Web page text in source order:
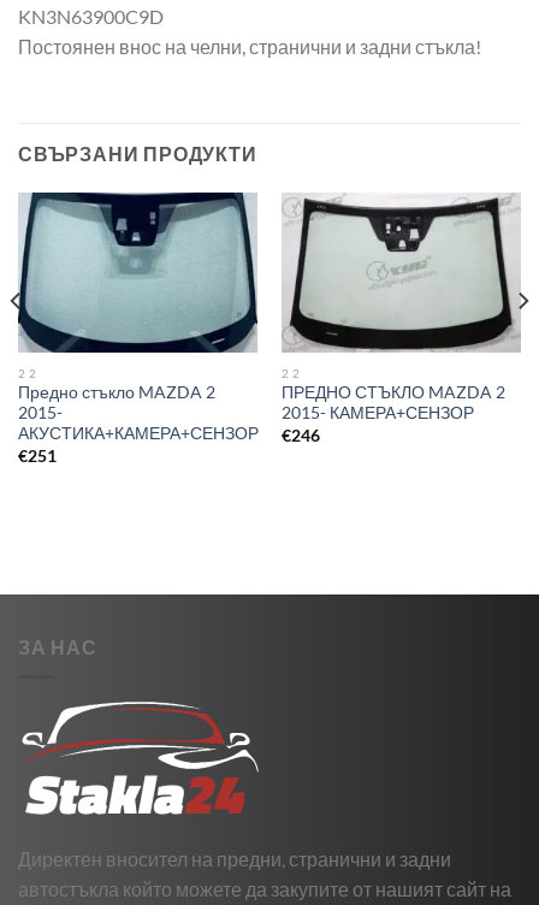
KN3N63900C9D
Постоянен внос на челни, странични и задни стъкла!
СВЪРЗАНИ ПРОДУКТИ
2 2
Предно стъкло MAZDA 2
2015-
АКУСТИКА+КАМЕРА+СЕНЗОР
€251
2 2
ПРЕДНО СТЪКЛО MAZDA 2
2015- КАМЕРА+СЕНЗОР
€246
ЗА НАС
Директен вносител на предни, странични и задни
автостъкла който можете да закупите от нашият сайт на